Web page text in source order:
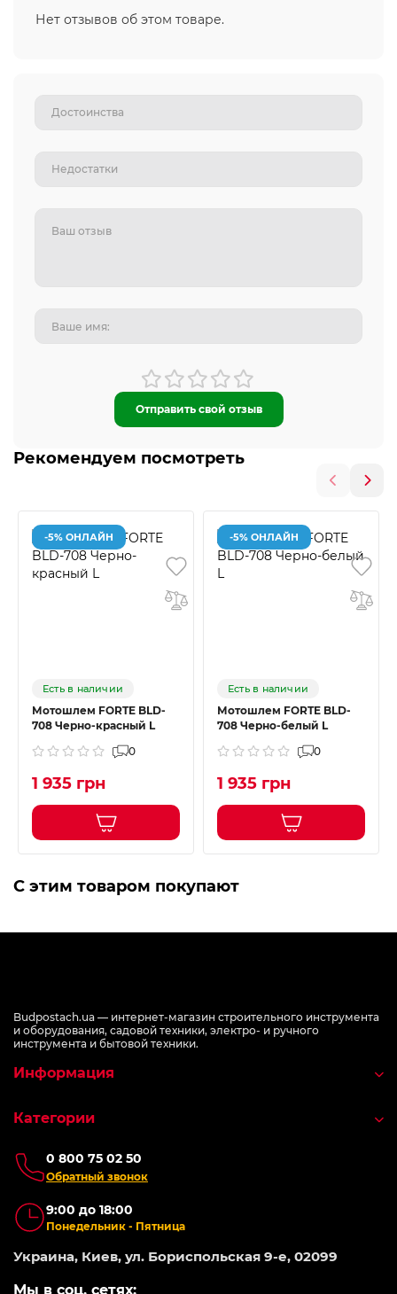
Нет отзывов об этом товаре.
Отправить свой отзыв
Рекомендуем посмотреть
-5% ОНЛАЙН
Есть в наличии
Мотошлем FORTE BLD-
708 Черно-красный L
0
1 935 грн
-5% ОНЛАЙН
Есть в наличии
Мотошлем FORTE BLD-
708 Черно-белый L
0
1 935 грн
С этим товаром покупают
Budpostach.ua — интернет-магазин строительного инструмента
и оборудования, садовой техники, электро- и ручного
инструмента и бытовой техники.
0 800 75 02 50
Обратный звонок
9:00 до 18:00
Понедельник - Пятница
Украина, Киев, ул. Бориспольская 9-е, 02099
Мы в соц. сетях:
Информация
Категории